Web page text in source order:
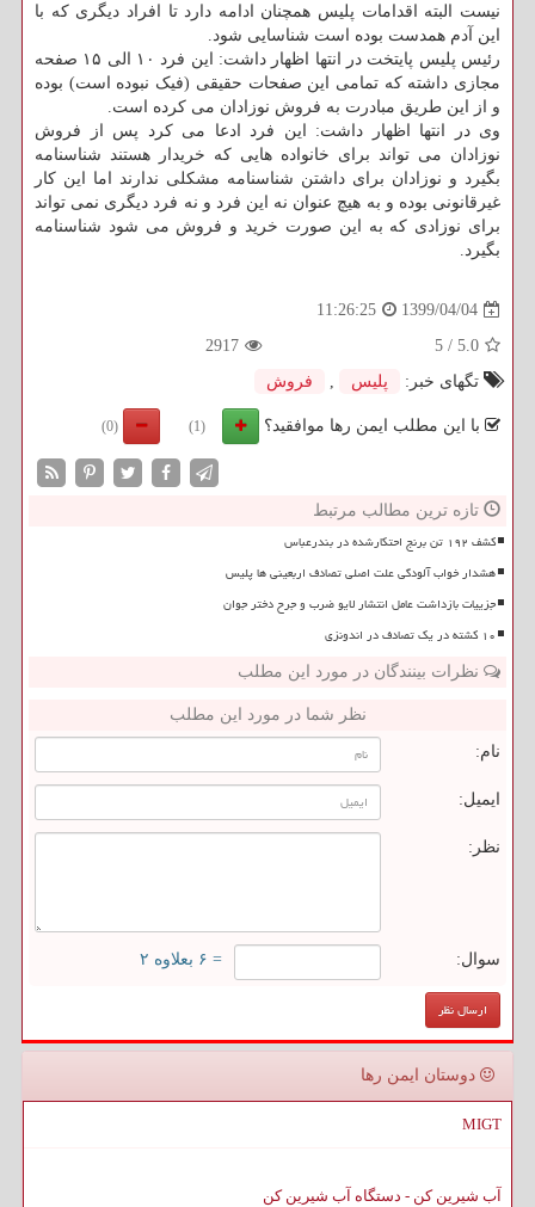
نیست البته اقدامات پلیس همچنان ادامه دارد تا افراد دیگری که با
این آدم همدست بوده است شناسایی شود.
رئیس پلیس پایتخت در انتها اظهار داشت: این فرد ۱۰ الی ۱۵ صفحه
مجازی داشته که تمامی این صفحات حقیقی (فیک نبوده است) بوده
و از این طریق مبادرت به فروش نوزادان می کرده است.
وی در انتها اظهار داشت: این فرد ادعا می کرد پس از فروش
نوزادان می تواند برای خانواده هایی که خریدار هستند شناسنامه
بگیرد و نوزادان برای داشتن شناسنامه مشکلی ندارند اما این کار
غیرقانونی بوده و به هیچ عنوان نه این فرد و نه فرد دیگری نمی تواند
برای نوزادی که به این صورت خرید و فروش می شود شناسنامه
بگیرد.
1399/04/04
11:26:25
5.0
/
5
2917
تگهای خبر:
پلیس , فروش
با این مطلب ایمن رها موافقید؟ (1)
(0)
تازه ترین مطالب مرتبط
کشف ۱۹۲ تن برنج احتکارشده در بندرعباس
هشدار خواب آلودگی علت اصلی تصادف اربعینی ها پلیس
جزییات بازداشت عامل انتشار لایو ضرب و جرح دختر جوان
۱۰ کشته در یک تصادف در اندونزی
نظرات بینندگان در مورد این مطلب
نظر شما در مورد این مطلب
نام:
ایمیل:
نظر:
سوال: = ۶ بعلاوه ۲
دوستان ایمن رها
MIGT
آب شیرین کن - دستگاه آب شیرین کن